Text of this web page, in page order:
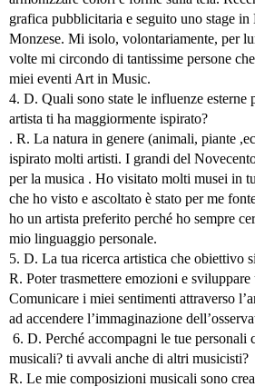
grafica pubblicitaria e seguito uno stage
Monzese. Mi isolo, volontariamente, per
volte mi circondo di tantissime persone
miei eventi Art in Music.
4. D. Quali sono state le influenze esterne
artista ti ha maggiormente ispirato?
. R. La natura in genere (animali, piante
ispirato molti artisti. I grandi del
per la musica . Ho visitato molti musei in
che ho visto e ascoltato è stato per me
ho un artista preferito perché ho sempre
mio linguaggio personale.
5. D. La tua ricerca artistica che obiettivo
R. Poter trasmettere emozioni e sviluppare
Comunicare i miei sentimenti attraverso
ad accendere l’immaginazione
6. D. Perché accompagni le tue personali
musicali? ti avvali anche di altri musicisti?
R. Le mie composizioni musicali sono